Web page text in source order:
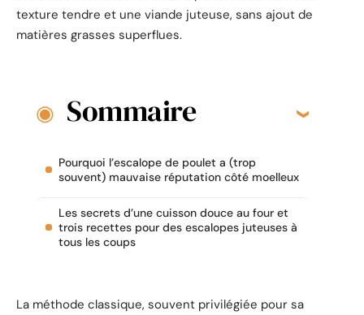
texture tendre et une viande juteuse, sans ajout de
matières grasses superflues.
Sommaire
Pourquoi l’escalope de poulet a (trop
souvent) mauvaise réputation côté moelleux
Les secrets d’une cuisson douce au four et
trois recettes pour des escalopes juteuses à
tous les coups
La méthode classique, souvent privilégiée pour sa